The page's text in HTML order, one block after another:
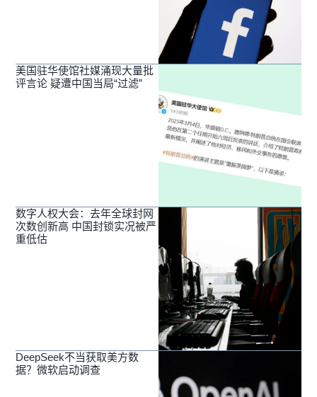
美国驻华使馆社媒涌现大量批
评言论 疑遭中国当局“过滤”
数字人权大会：去年全球封网
次数创新高 中国封锁实况被严
重低估
DeepSeek不当获取美方数
据？微软启动调查